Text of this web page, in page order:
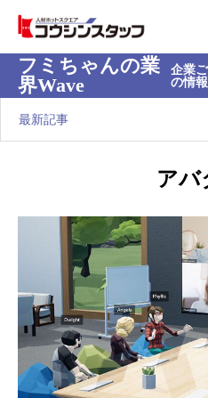
フミちゃんの業
界Wave
企業
の情
最新記事
アバ